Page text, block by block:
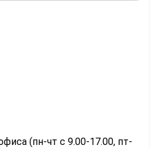
(пн-чт с 9.00-17.00, пт-